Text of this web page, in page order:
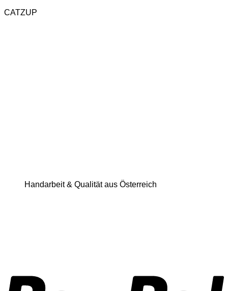
CATZUP
Handarbeit & Qualität aus Österreich